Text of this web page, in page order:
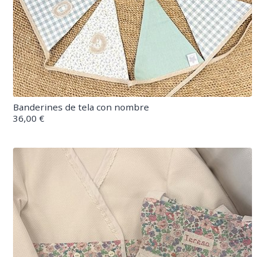
Banderines de tela con nombre
36,00 €